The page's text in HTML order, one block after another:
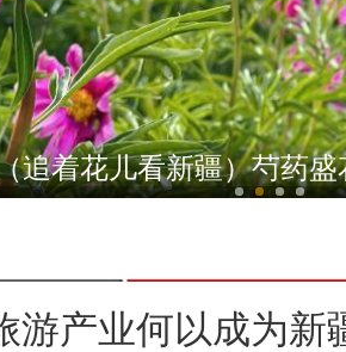
【非遗之美】这些艺
追着花儿看新疆）芍药
游产业何以成为新